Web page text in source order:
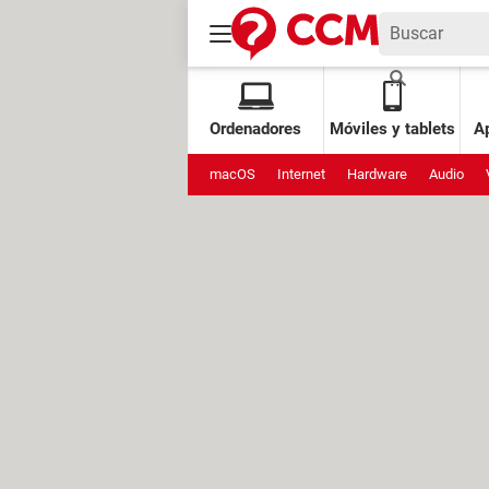
Ordenadores Móviles y tablets
macOS Internet Hardware Audio